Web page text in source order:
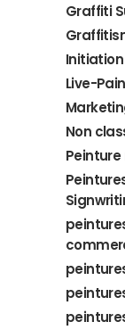
Graffiti
Live-
Non